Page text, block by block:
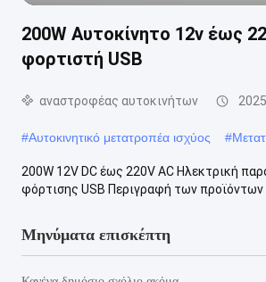
200W Αυτοκίνητο 12v έως
φορτιστή USB
αναστροφέας αυτοκινήτων
#Αυτοκινητικό μετατροπέα ισχύος #
200W 12V DC έως 220V AC Ηλεκτρική
φόρτισης USB Περιγραφή των προϊόντων
Μηνύματα επισκέπτη